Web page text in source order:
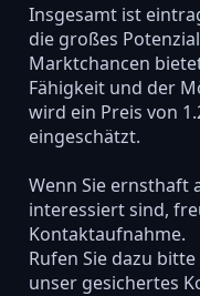
Insgesamt ist
die großes
Marktchancen
Fähigkeit und der
wird ein Preis von
eingeschätzt.
Wenn Sie ernsthaft
interessiert sind,
Kontaktaufnahme.
Rufen Sie dazu
unser gesichertes